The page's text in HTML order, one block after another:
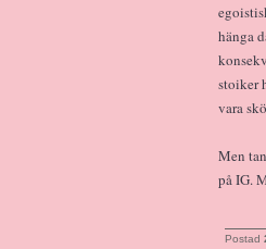
hänga
stoiker
vara
Men
på IG.
Postad